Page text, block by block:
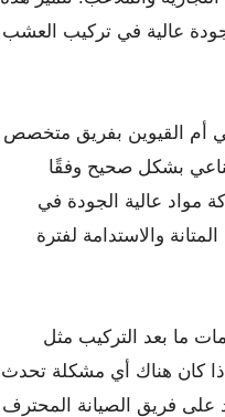
عالية في تركيب العشب
أم القيوين بفريق متخصص
بشكل صحيح وفقًا
مواد عالية الجودة في
والاستدامة لفترة
ما بعد التركيب مثل
كان هناك أي مشكلة تحدث
على فريق الصيانة المحترف